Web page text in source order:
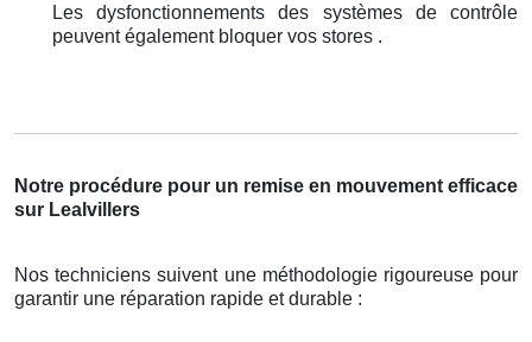
Les dysfonctionnements des systèmes de contrôle
peuvent également bloquer vos stores .
Notre procédure pour un remise en mouvement efficace
sur Lealvillers
Nos techniciens suivent une méthodologie rigoureuse pour
garantir une réparation rapide et durable :